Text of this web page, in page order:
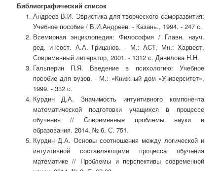
Библиографический список
Андреев В.И. Эвристика для творческого саморазвития:
Учебное пособие / В.И.Андреев. - Казань., 1994. - 247 с.
Всемирная энциклопедия: Философия / Главн. науч.
ред. и сост. А.А. Грицанов. - М.: ACT, Мн.: Харвест,
Современный литератор, 2001. - 1312 с. Данилова Н.Н.
Гальперин П.Я. Введение в психологию: Учебное
пособие для вузов. - М.: «Книжный дом «Университет»,
1999. - 332 с.
Курдин Д.А. Значимость интуитивного компонента
математической подготовки учащихся в процессе
обучения // Современные проблемы науки и
образования. 2014. № 6. С. 751.
Курдин Д.А. Основы соотношения между логической и
интуитивной составляющими процесса обучения
математике // Проблемы и перспективы современной